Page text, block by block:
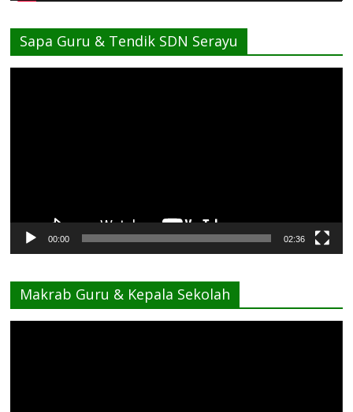
Sapa Guru & Tendik SDN Serayu
00:00 02:36
Makrab Guru & Kepala Sekolah